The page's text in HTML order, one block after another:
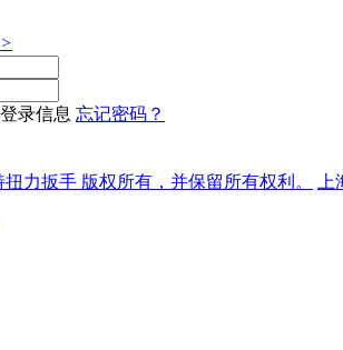
>
录信息 忘记密码？
力扳手 版权所有，并保留所有权利。